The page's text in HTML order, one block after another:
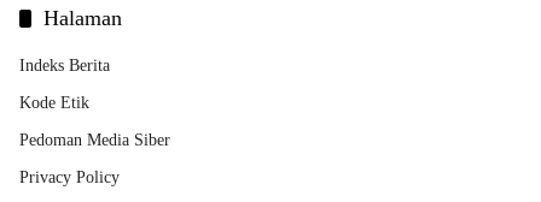
Halaman
Indeks Berita
Kode Etik
Pedoman Media Siber
Privacy Policy